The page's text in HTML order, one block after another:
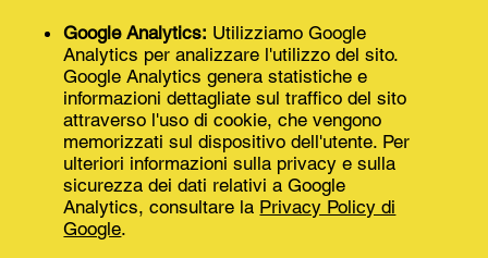
Google Analytics: Utilizziamo Google
Analytics per analizzare l'utilizzo del sito.
Google Analytics genera statistiche e
informazioni dettagliate sul traffico del sito
attraverso l'uso di cookie, che vengono
memorizzati sul dispositivo dell'utente. Per
ulteriori informazioni sulla privacy e sulla
sicurezza dei dati relativi a Google
Analytics, consultare la Privacy Policy di
Google.